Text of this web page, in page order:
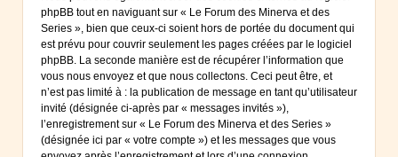
phpBB tout en naviguant sur « Le Forum des Minerva et des
Series », bien que ceux-ci soient hors de portée du document qui
est prévu pour couvrir seulement les pages créées par le logiciel
phpBB. La seconde manière est de récupérer l’information que
vous nous envoyez et que nous collectons. Ceci peut être, et
n’est pas limité à : la publication de message en tant qu’utilisateur
invité (désignée ci-après par « messages invités »),
l’enregistrement sur « Le Forum des Minerva et des Series »
(désignée ici par « votre compte ») et les messages que vous